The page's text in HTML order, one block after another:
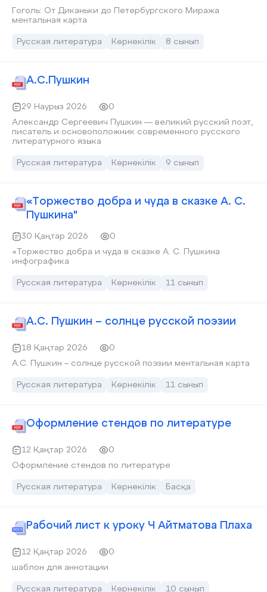
Гоголь: От Диканьки до Петербургского Миража
ментальная карта
Русская литература Көрнекілік 8 сынып
А.С.Пушкин
29 Наурыз 2026
0
Александр Сергеевич Пушкин — великий русский поэт,
писатель и основоположник современного русского
литературного языка
Русская литература Көрнекілік 9 сынып
«Торжество добра и чуда в сказке А. С.
Пушкина"
30 Қаңтар 2026
0
«Торжество добра и чуда в сказке А. С. Пушкина
инфографика
Русская литература Көрнекілік 11 сынып
А.С. Пушкин – солнце русской поэзии
18 Қаңтар 2026
0
А.С. Пушкин – солнце русской поэзии ментальная карта
Русская литература Көрнекілік 11 сынып
Оформление стендов по литературе
12 Қаңтар 2026
0
Оформление стендов по литературе
Русская литература Көрнекілік Басқа
Рабочий лист к уроку Ч Айтматова Плаха
12 Қаңтар 2026
0
шаблон для аннотации
Русская литература Көрнекілік 10 сынып